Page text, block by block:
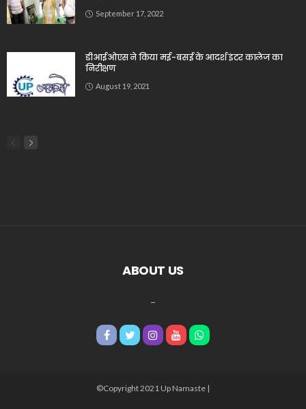
September 17, 2022
डीआईओएस ने किया मई-बसई के आदर्श इंटर कालेज का
निरीक्षण
August 19, 2021
ABOUT US
©Copyright 2021 Up Namaste |